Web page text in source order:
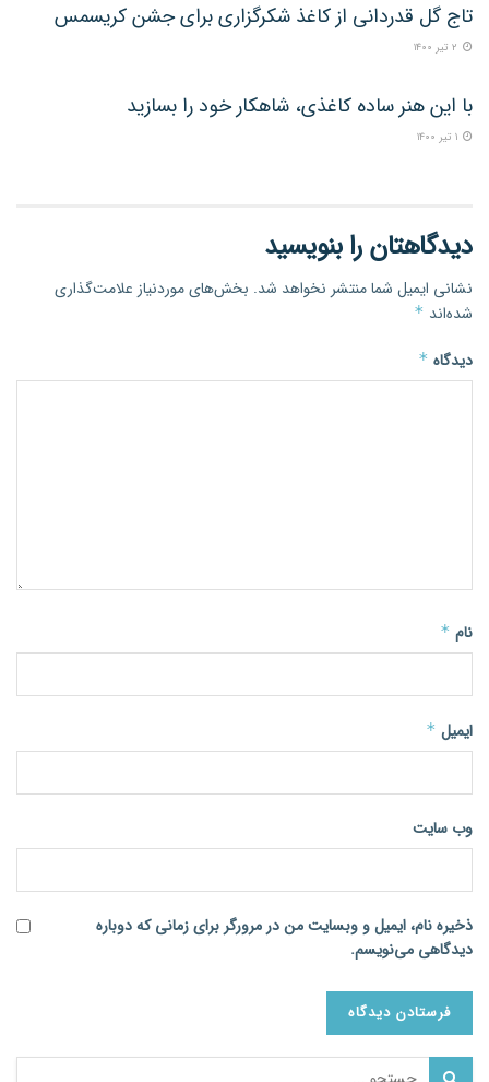
تاج گل قدردانی از کاغذ شکرگزاری برای جشن کریسمس
ساختنی
با این هنر ساده کاغذی، شاهکار خود را بسازید
دیدگاهتان را بنویسید
نشانی ایمیل شما منتشر نخواهد شد. بخش‌های موردنیاز علامت‌گذاری
شده‌اند *
دیدگاه *
نام *
ایمیل *
وب‌ سایت
ذخیره نام، ایمیل و وبسایت من در مرورگر برای زمانی که دوباره
دیدگاهی می‌نویسم.